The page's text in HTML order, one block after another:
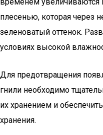
плесенью, которая через
зеленоватый оттенок.
условиях высокой
Для предотвращения
гнили необходимо
их хранением и
хранения.